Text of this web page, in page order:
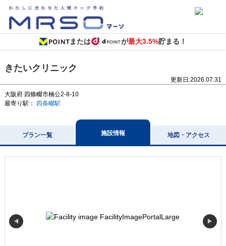
または が最大3.5%貯まる！
きたいクリニック
更新日:2026.07.31
大阪府 四條畷市楠公2-8-10
最寄り駅：
四条畷駅
プラン一覧 施設情報 地図・アクセス
◀ ▶